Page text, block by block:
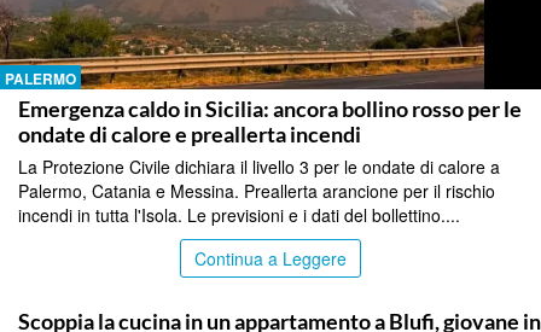
PALERMO
Emergenza caldo in Sicilia: ancora bollino rosso per le
ondate di calore e preallerta incendi
La Protezione Civile dichiara il livello 3 per le ondate di calore a
Palermo, Catania e Messina. Preallerta arancione per il rischio
incendi in tutta l'Isola. Le previsioni e i dati del bollettino....
Continua a Leggere
Scoppia la cucina in un appartamento a Blufi, giovane in